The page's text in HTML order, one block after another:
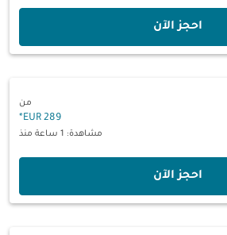
‫احجز الآن‬
من
289 EUR
*
مشاهدة: 1 ساعة منذ
‫احجز الآن‬